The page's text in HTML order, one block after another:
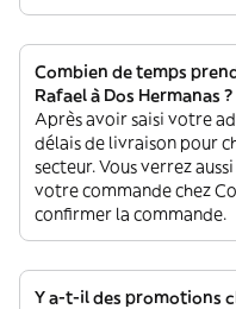
Combien de temps
Rafael à Dos Hermanas ?
Après avoir saisi votre
délais de livraison pour
secteur. Vous verrez
votre commande chez
confirmer la commande.
Y a-t-il des promotions